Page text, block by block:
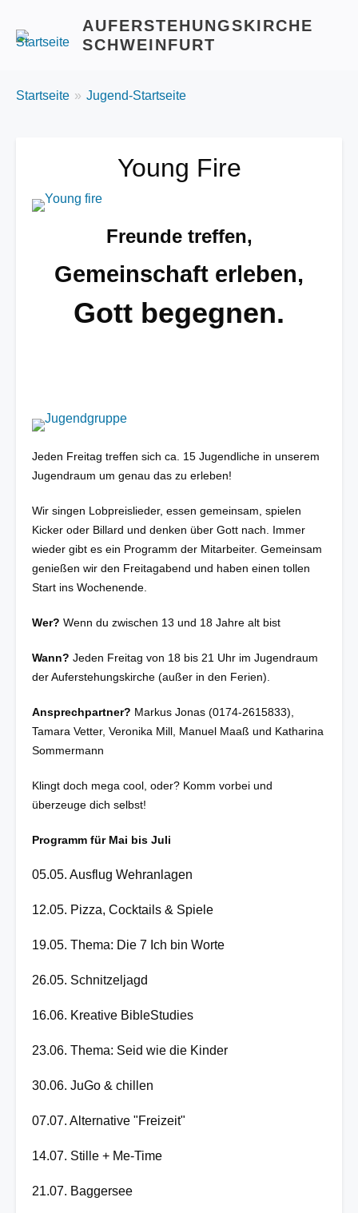
AUFERSTEHUNGSKIRCHE
SCHWEINFURT
BREADCRUMBS
You
Startseite Jugend-Startseite
Young Fire
Image
Freunde treffen,
Gemeinschaft erleben,
Gott begegnen.
Image
Jeden Freitag treffen sich ca. 15 Jugendliche in unserem
Jugendraum um genau das zu erleben!
Wir singen Lobpreislieder, essen gemeinsam, spielen
Kicker oder Billard und denken über Gott nach. Immer
wieder gibt es ein Programm der Mitarbeiter. Gemeinsam
genießen wir den Freitagabend und haben einen tollen
Start ins Wochenende.
Wer? Wenn du zwischen 13 und 18 Jahre alt bist
Wann? Jeden Freitag von 18 bis 21 Uhr im Jugendraum
der Auferstehungskirche (außer in den Ferien).
Ansprechpartner? Markus Jonas (0174-2615833),
Tamara Vetter, Veronika Mill, Manuel Maaß und Katharina
Sommermann
Klingt doch mega cool, oder? Komm vorbei und
überzeuge dich selbst!
Programm für Mai bis Juli
05.05. Ausflug Wehranlagen
12.05. Pizza, Cocktails & Spiele
19.05. Thema: Die 7 Ich bin Worte
26.05. Schnitzeljagd
16.06. Kreative BibleStudies
23.06. Thema: Seid wie die Kinder
30.06. JuGo & chillen
07.07. Alternative "Freizeit"
14.07. Stille + Me-Time
21.07. Baggersee